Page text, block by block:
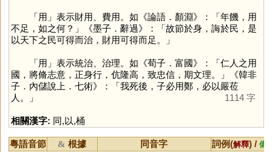
「用 」表示財用、費用。如《論語．顏淵》：「年饑，用
不足，如之何？」《墨子．辭過》：「故節於身，誨於民，是
以天下之民可得而治，財用可得而足。」
「用 」表示統治、治理。如《荀子．富國》：「仁人之用
國，將脩志意，正身行，伉隆高，致忠信，期文理。」《韓非
子．內儲說上．七術》：「我死後，子必用鄭，必以嚴莅
人。」
1114 字
相關漢字: 同,以,桶
粵語音節 & 根據 同音字 詞例(解釋) / 備